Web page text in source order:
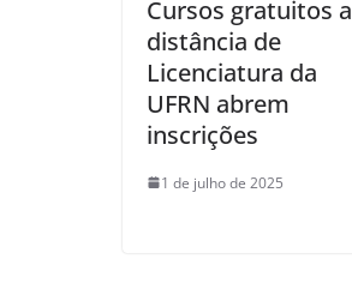
Cursos gratuitos a
distância de
Licenciatura da
UFRN abrem
inscrições
1 de julho de 2025